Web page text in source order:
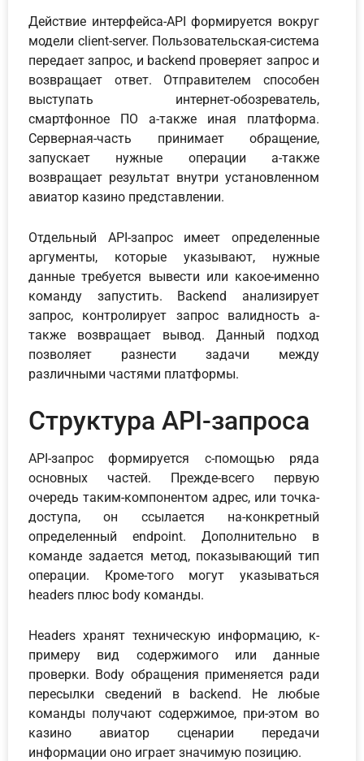
Действие интерфейса-API формируется вокруг
модели client-server. Пользовательская-система
передает запрос, и backend проверяет запрос и
возвращает ответ. Отправителем способен
выступать интернет-обозреватель,
смартфонное ПО а-также иная платформа.
Серверная-часть принимает обращение,
запускает нужные операции а-также
возвращает результат внутри установленном
авиатор казино представлении.
Отдельный API-запрос имеет определенные
аргументы, которые указывают, нужные
данные требуется вывести или какое-именно
команду запустить. Backend анализирует
запрос, контролирует запрос валидность а-
также возвращает вывод. Данный подход
позволяет разнести задачи между
различными частями платформы.
Структура API-запроса
API-запрос формируется с-помощью ряда
основных частей. Прежде-всего первую
очередь таким-компонентом адрес, или точка-
доступа, он ссылается на-конкретный
определенный endpoint. Дополнительно в
команде задается метод, показывающий тип
операции. Кроме-того могут указываться
headers плюс body команды.
Headers хранят техническую информацию, к-
примеру вид содержимого или данные
проверки. Body обращения применяется ради
пересылки сведений в backend. Не любые
команды получают содержимое, при-этом во
казино авиатор сценарии передачи
информации оно играет значимую позицию.